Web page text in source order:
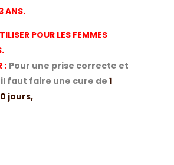
ANS.
POUR LES FEMMES
: Pour une prise correcte et
faut faire une cure de 1
jours,